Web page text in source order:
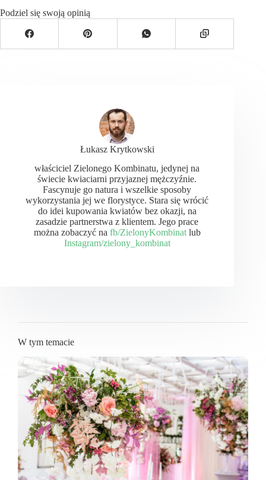
Podziel się swoją opinią
Łukasz Krytkowski
właściciel Zielonego Kombinatu, jedynej na
świecie kwiaciarni przyjaznej mężczyźnie.
Fascynuje go natura i wszelkie sposoby
wykorzystania jej we florystyce. Stara się wrócić
do idei kupowania kwiatów bez okazji, na
zasadzie partnerstwa z klientem. Jego prace
można zobaczyć na fb/ZielonyKombinatlub
Instagram/zielony_kombinat
W tym temacie